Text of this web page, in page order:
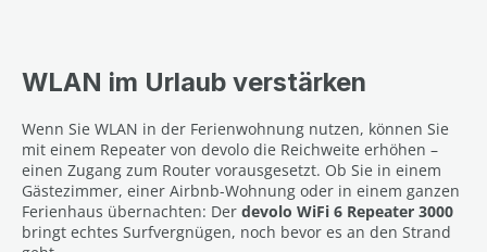
WLAN im Urlaub verstärken
Wenn Sie WLAN in der Ferienwohnung nutzen, können Sie
mit einem Repeater von devolo die Reichweite erhöhen –
einen Zugang zum Router vorausgesetzt. Ob Sie in einem
Gästezimmer, einer Airbnb-Wohnung oder in einem ganzen
Ferienhaus übernachten: Der devolo WiFi 6 Repeater 3000
bringt echtes Surfvergnügen, noch bevor es an den Strand